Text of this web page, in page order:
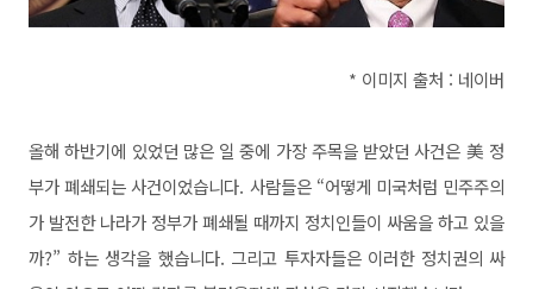
* 이미지 출처 : 네이버
올해 하반기에 있었던 많은 일 중에 가장 주목을 받았던 사건은 美 정
부가 폐쇄되는 사건이었습니다. 사람들은 “어떻게 미국처럼 민주주의
가 발전한 나라가 정부가 폐쇄될 때까지 정치인들이 싸움을 하고 있을
까?” 하는 생각을 했습니다. 그리고 투자자들은 이러한 정치권의 싸